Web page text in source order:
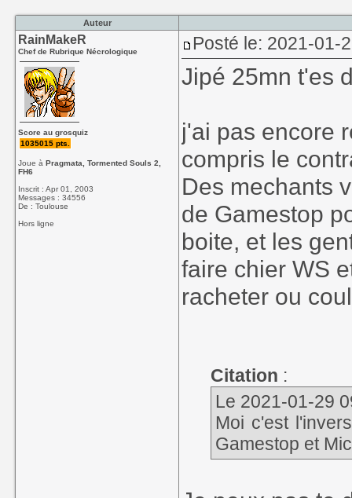
Auteur
RainMakeR
Chef de Rubrique Nécrologique
Score au grosquiz
1035015 pts.
Joue àPragmata, Tormented Souls 2,
FH6
Inscrit : Apr 01, 2003
Messages : 34556
De : Toulouse
Hors ligne
Posté le: 2021-01-
Jipé 25mn t'es
j'ai pas encore
compris le
Des mechants
de Gamestop
boite, et les
faire chier WS
racheter ou
Citation :
Le 2021-01-29
Moi c'est
Gamestop et